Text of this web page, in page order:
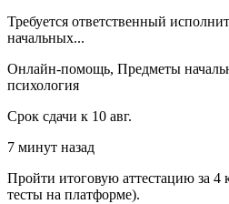
Требуется ответственный
начальных...
Онлайн-помощь, Предметы
психология
Срок сдачи к 10 авг.
7 минут назад
Пройти итоговую аттестацию за 4
тесты на платформе).